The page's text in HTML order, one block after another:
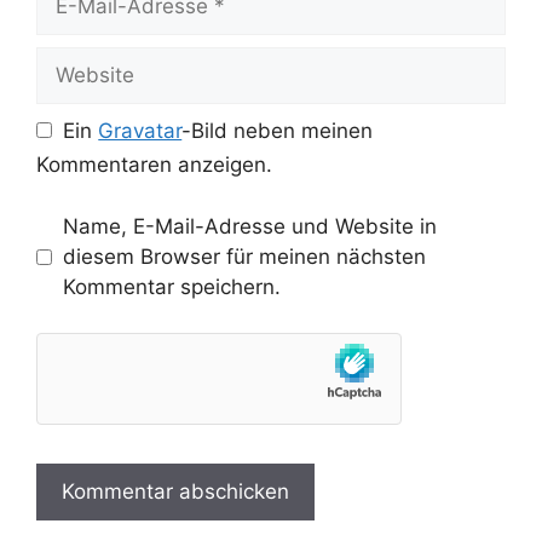
Website
Ein Gravatar-Bild neben meinen
Kommentaren anzeigen.
Name, E-Mail-Adresse und Website in
diesem Browser für meinen nächsten
Kommentar speichern.